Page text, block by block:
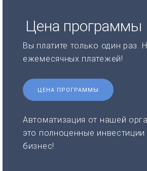
Цена программы
Вы платите только один раз.
ежемесячных платежей!
ЦЕНА ПРОГРАММЫ
Автоматизация от нашей
это полноценные
бизнес!